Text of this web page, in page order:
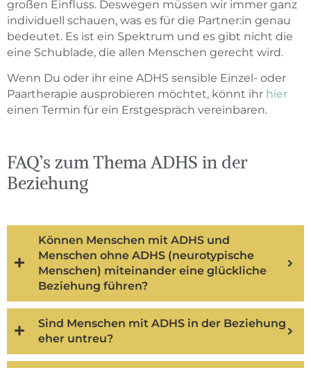
großen Einfluss. Deswegen müssen wir immer ganz
individuell schauen, was es für die Partner:in genau
bedeutet. Es ist ein Spektrum und es gibt nicht die
eine Schublade, die allen Menschen gerecht wird.
Wenn Du oder ihr eine ADHS sensible Einzel- oder
Paartherapie ausprobieren möchtet, könnt ihr hier
einen Termin für ein Erstgespräch vereinbaren.
FAQ’s zum Thema ADHS in der
Beziehung
Können Menschen mit ADHS und
Menschen ohne ADHS (neurotypische
Menschen) miteinander eine glückliche
Beziehung führen?
Sind Menschen mit ADHS in der Beziehung
eher untreu?